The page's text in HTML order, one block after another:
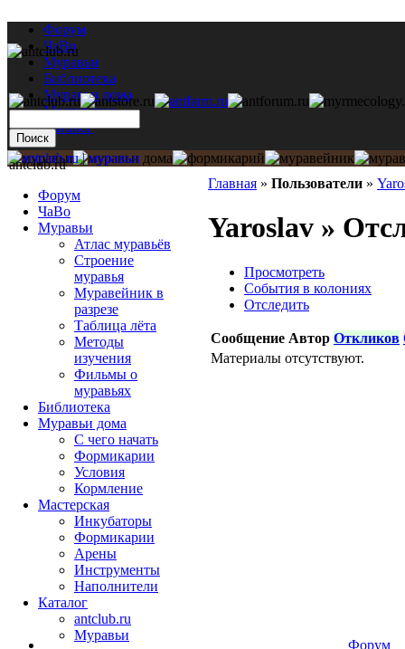
Форум
ЧаВо
Муравьи
Библиотека
Муравьи дома
Мастерская
Каталог
Главная » Пользователи »
Yaroslav »
Просмотреть
События в колониях
Отследить
Сообщение Автор Откликов
Материалы отсутствуют.
antclub.ru
Форум
ЧаВо
Муравьи
Атлас муравьёв
Строение
муравья
Муравейник в
разрезе
Таблица лёта
Методы
изучения
Фильмы о
муравьях
Библиотека
Муравьи дома
С чего начать
Формикарии
Условия
Кормление
Мастерская
Инкубаторы
Формикарии
Арены
Инструменты
Наполнители
Каталог
antclub.ru
Муравьи
Форум